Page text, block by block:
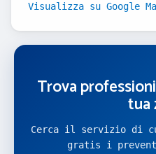
Visualizza su Google
Trova
tua
Cerca il servizio di
gratis i